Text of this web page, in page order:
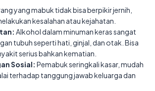
yang mabuk tidak bisa berpikir jernih,
kesalahan atau kejahatan.
Alkohol dalam minuman keras sangat
tubuh seperti hati, ginjal, dan otak. Bisa
serius bahkan kematian.
Sosial: Pemabuk seringkali kasar, mudah
terhadap tanggung jawab keluarga dan